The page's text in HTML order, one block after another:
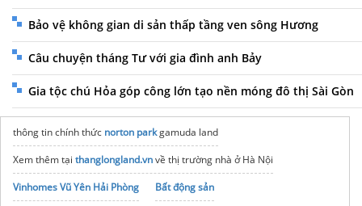
Bảo vệ không gian di sản thấp tầng ven sông Hương
Câu chuyện tháng Tư với gia đình anh Bảy
Gia tộc chú Hỏa góp công lớn tạo nền móng đô thị Sài Gòn
thông tin chính thức norton parkgamuda land
Xem thêm tại thanglongland.vnvề thị trường nhà ở Hà Nội
Vinhomes Vũ Yên Hải Phòng
Bất động sản